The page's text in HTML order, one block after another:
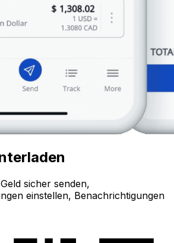
sicher senden,
einstellen, Benachrichtigungen